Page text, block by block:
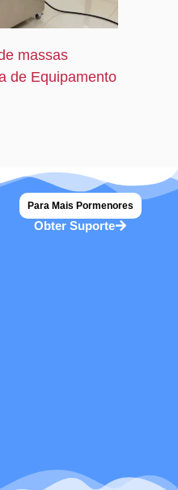
massas
de Equipamento
Para Mais Pormenores
Obter Suporte